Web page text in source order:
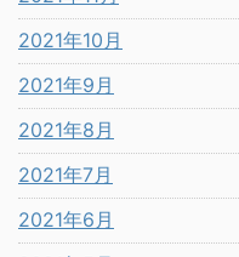
2021年10月
2021年9月
2021年8月
2021年7月
2021年6月